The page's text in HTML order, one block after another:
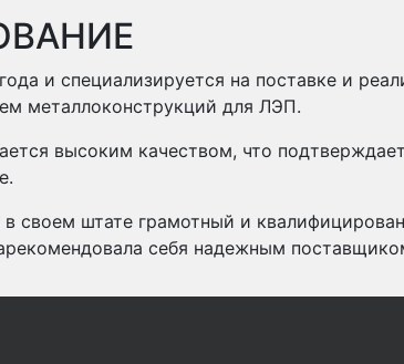
и специализируется на поставке и
металлоконструкций для ЛЭП.
высоким качеством, что
своем штате грамотный и
себя надежным